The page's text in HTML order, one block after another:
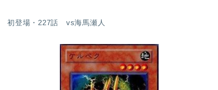
初登場・227話 vs海馬瀬人